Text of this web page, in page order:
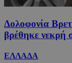
Δολοφονία
βρέθηκε νεκρή
ΕΛΛΑΔΑ